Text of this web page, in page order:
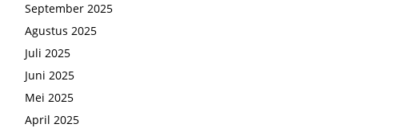
September 2025
Agustus 2025
Juli 2025
Juni 2025
Mei 2025
April 2025